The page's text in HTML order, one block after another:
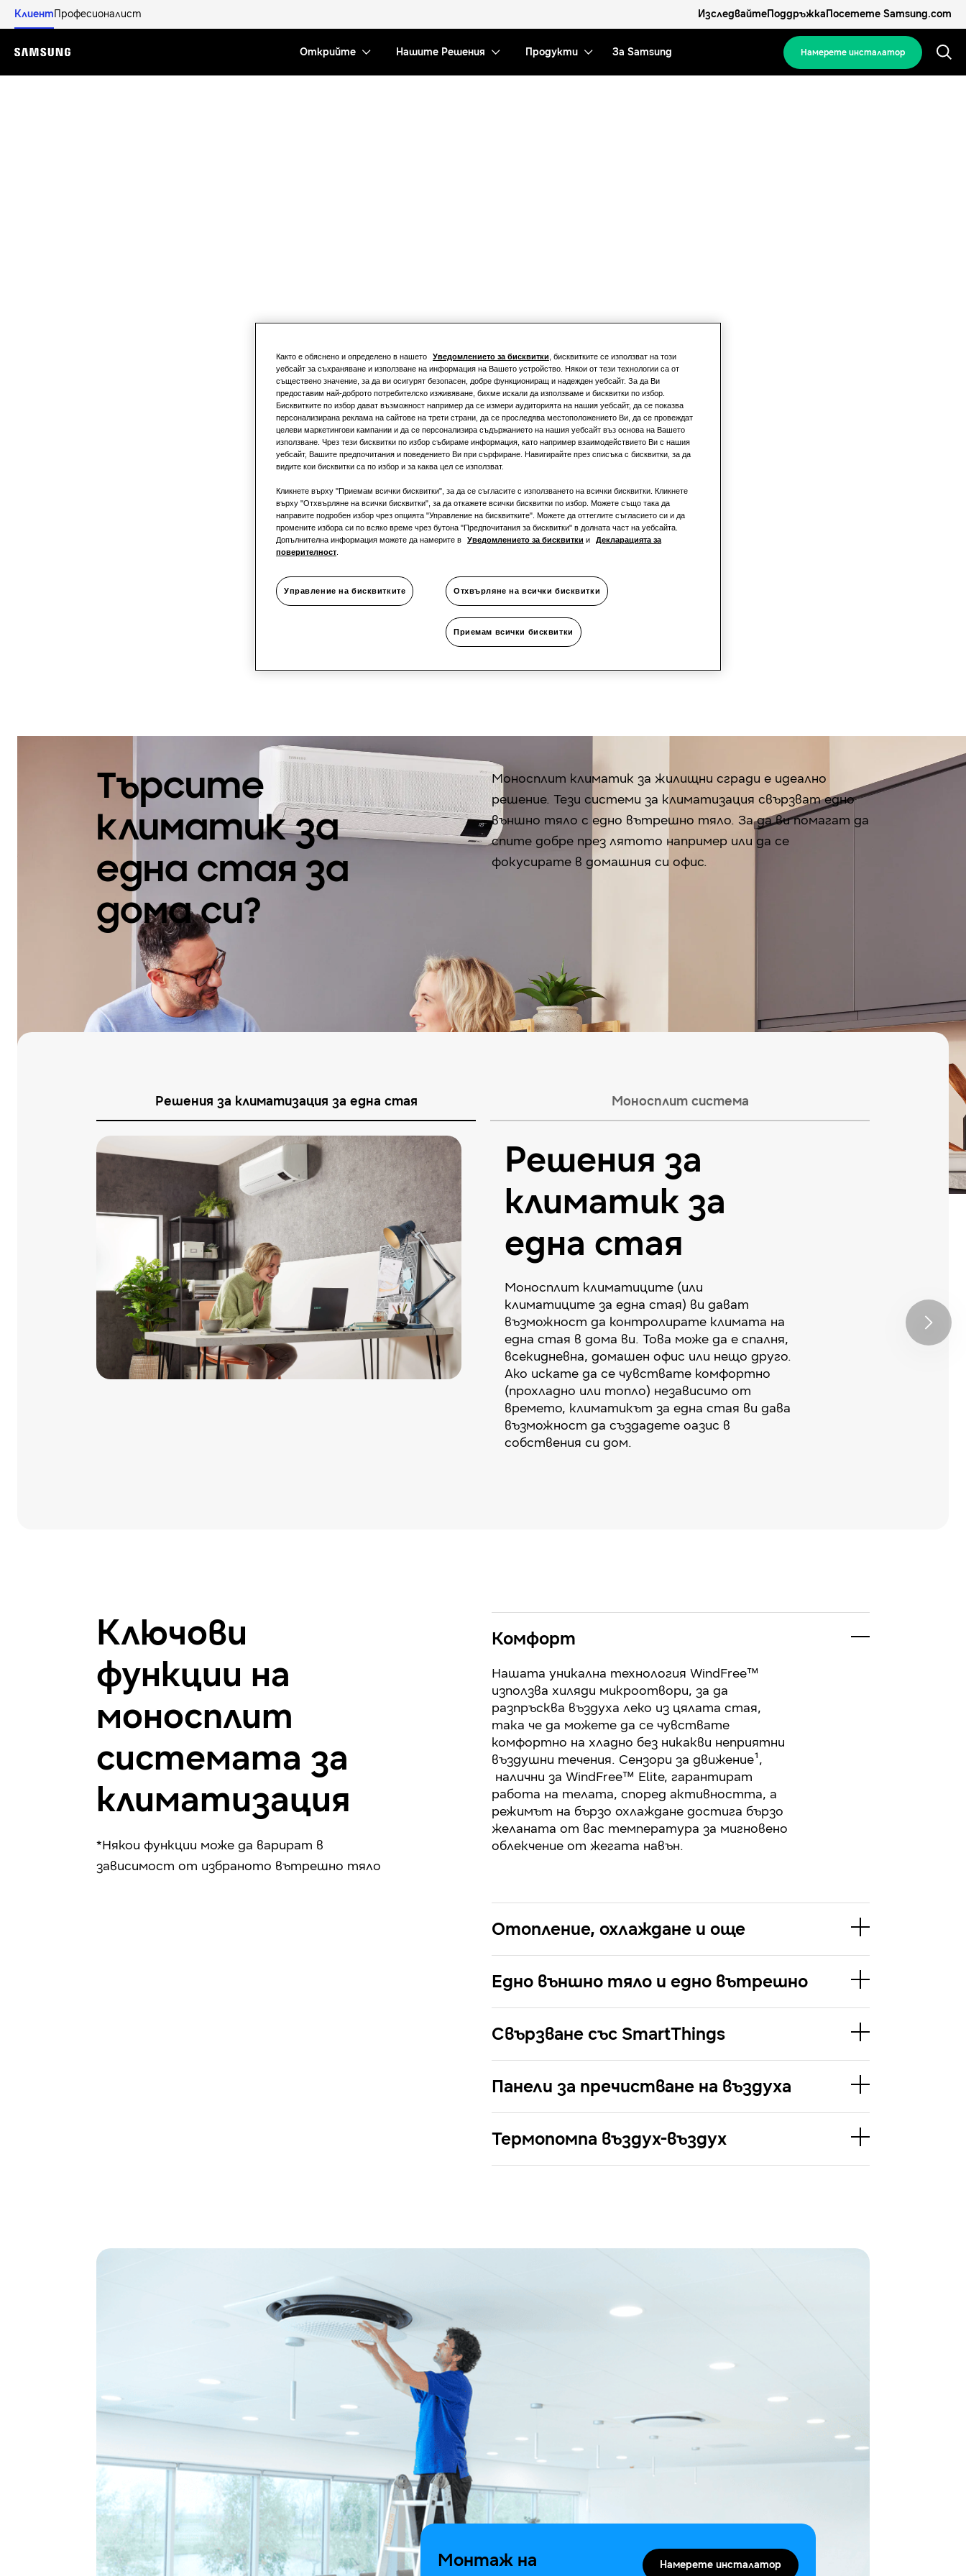
КлиентПрофесионалист ИзследвайтеПоддръжкаПосетете Samsung.com
Menu
Открийте Нашите Решения Продукти За Samsung Намерете инсталатор
Климатични
инсталации за
единични стаи като
например спални
Търсите
климатик за
една стая за
дома си?
Моносплит климатик за жилищни сгради е идеално
решение. Тези системи за климатизация свързват едно
външно тяло с едно вътрешно тяло. За да ви помагат да
спите добре през лятото например или да се
фокусирате в домашния си офис.
Решения за климатизация за една стая Моносплит система
Решения за
климатик за
една стая
Моносплит климатиците (или
климатиците за една стая) ви дават
възможност да контролирате климата на
една стая в дома ви. Това може да е спалня,
всекидневна, домашен офис или нещо друго.
Ако искате да се чувствате комфортно
(прохладно или топло) независимо от
времето, климатикът за една стая ви дава
възможност да създадете оазис в
собствения си дом.
Ключови
функции на
моносплит
системата за
климатизация
*Някои функции може да варират в
зависимост от избраното вътрешно тяло
Комфорт
Нашата уникална технология WindFree™
използва хиляди микроотвори, за да
разпръсква въздуха леко из цялата стая,
така че да можете да се чувствате
комфортно на хладно без никакви неприятни
въздушни течения. Сензори за движение¹,
налични за WindFree™ Elite, гарантират
работа на телата, според активността, а
режимът на бързо охлаждане достига бързо
желаната от вас температура за мигновено
Отопление, охлаждане и още
Едно външно тяло и едно вътрешно
Свързване със SmartThings
Панели за пречистване на въздуха
Термопомпа въздух-въздух
Монтаж на
Намерете инсталатор
Както е обяснено и определено в нашето Уведомлението за бисквитки , бисквитките се използват на този
уебсайт за съхраняване и използване на информация на Вашето устройство. Някои от тези технологии са от
съществено значение, за да ви осигурят безопасен, добре функциониращ и надежден уебсайт. За да Ви
предоставим най-доброто потребителско изживяване, бихме искали да използваме и бисквитки по избор.
Бисквитките по избор дават възможност например да се измери аудиторията на нашия уебсайт, да се показва
персонализирана реклама на сайтове на трети страни, да се проследява местоположението Ви, да се провеждат
целеви маркетингови кампании и да се персонализира съдържанието на нашия уебсайт въз основа на Вашето
използване. Чрез тези бисквитки по избор събираме информация, като например взаимодействието Ви с нашия
уебсайт, Вашите предпочитания и поведението Ви при сърфиране. Навигирайте през списъка с бисквитки, за да
видите кои бисквитки са по избор и за каква цел се използват.
Кликнете върху "Приемам всички бисквитки", за да се съгласите с използването на всички бисквитки. Кликнете
върху "Отхвърляне на всички бисквитки", за да откажете всички бисквитки по избор. Можете също така да
направите подробен избор чрез опцията "Управление на бисквитките". Можете да оттеглите съгласието си и да
промените избора си по всяко време чрез бутона "Предпочитания за бисквитки" в долната част на уебсайта.
Допълнителна информация можете да намерите в
Уведомлението за бисквитки и
Декларацията за
поверителност
Управление на бисквитките Отхвърляне на всички бисквитки
Приемам всички бисквитки